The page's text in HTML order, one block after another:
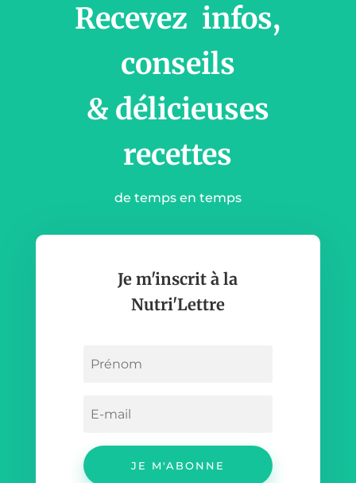
Recevez infos,
conseils
& délicieuses
recettes
de temps en temps
Je m'inscrit à la
Nutri'Lettre
JE M'ABONNE